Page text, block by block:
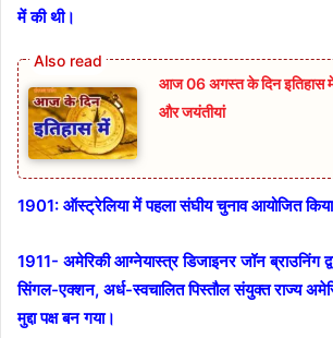
में की थी।
आज 06 अगस्त के दिन इतिहास
और जयंतीयां
1901: ऑस्ट्रेलिया में पहला संघीय चुनाव आयोजित
1911- अमेरिकी आग्नेयास्त्र डिजाइनर जॉन ब्राउनिंग
सिंगल-एक्शन, अर्ध-स्वचालित पिस्तौल संयुक्त राज्य
मुद्दा पक्ष बन गया।